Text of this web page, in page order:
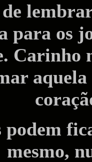
de
para os
Carinho
mesmo,